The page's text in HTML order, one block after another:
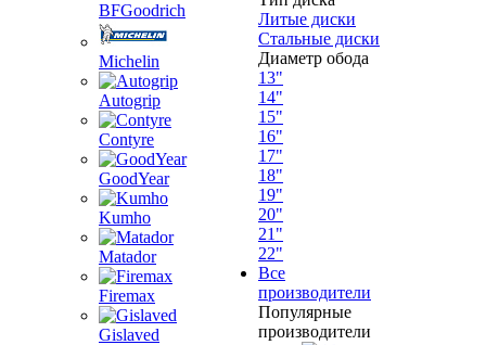
BFGoodrich
Michelin
Autogrip
Contyre
GoodYear
Kumho
Matador
Firemax
Gislaved
Литые диски
Стальные диски
Диаметр обода
13"
14"
15"
16"
17"
18"
19"
20"
21"
22"
Все
производители
Популярные
производители